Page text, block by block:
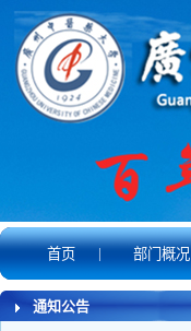
首页 | 部门概况
通知公告